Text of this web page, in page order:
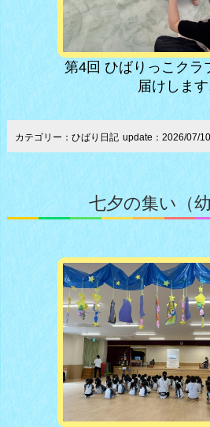
第4回 ひばりっこクラ
届けします
カテゴリー：ひばり日記 update：2026/07/10
七夕の集い（幼